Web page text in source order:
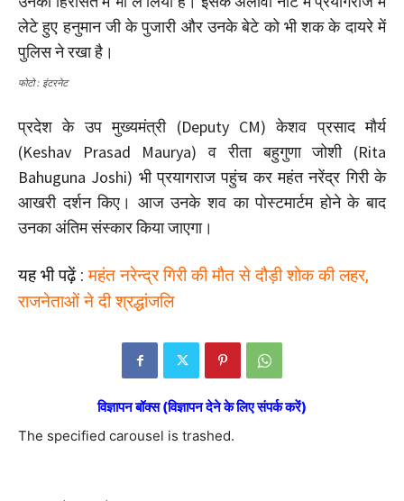
लेटे हुए हनुमान जी के पुजारी और उनके बेटे को भी शक के दायरे में
पुलिस ने रखा है।
फोटो : इंटरनेट
प्रदेश के उप मुख्यमंत्री (Deputy CM) केशव प्रसाद मौर्य
(Keshav Prasad Maurya) व रीता बहुगुणा जोशी (Rita
Bahuguna Joshi) भी प्रयागराज पहुंच कर महंत नरेंद्र गिरी के
आखरी दर्शन किए। आज उनके शव का पोस्टमार्टम होने के बाद
उनका अंतिम संस्कार किया जाएगा।
यह भी पढ़ें :महंत नरेन्द्र गिरी की मौत से दौड़ी शोक की लहर,
राजनेताओं ने दी श्रद्धांजलि
विज्ञापन बॉक्स (विज्ञापन देने के लिए संपर्क करें)
The specified carousel is trashed.